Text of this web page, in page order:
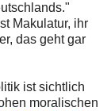
Makulatur, ihr
das geht gar
ist sichtlich
moralischen